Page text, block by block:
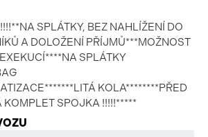
SPLÁTKY, BEZ NAHLÍŽENÍ DO
A DOLOŽENÍ PŘÍJMŮ***MOŽNOST
SPLÁTKY
KOLA********PŘED
KOMPLET SPOJKA !!!!!*****